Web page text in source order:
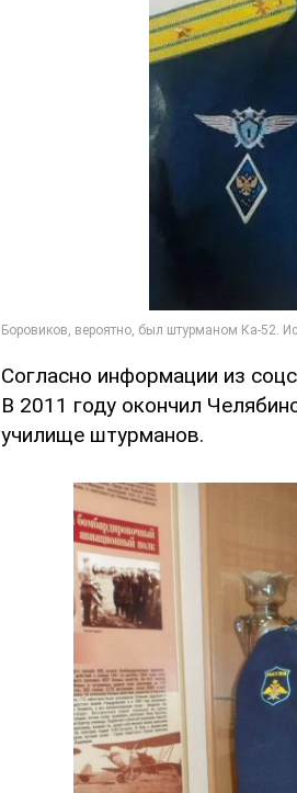
Согласно информации из
В 2011 году окончил
училище штурманов.